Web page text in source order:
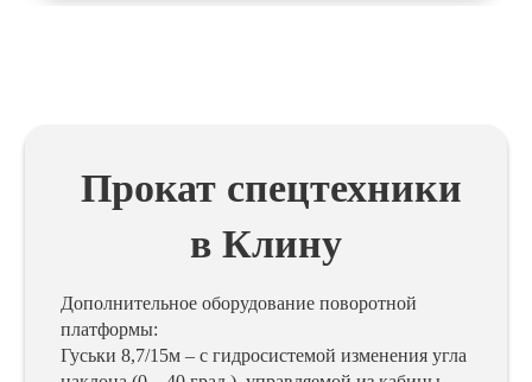
Прокат спецтехники
в Клину
Дополнительное оборудование поворотной
платформы:
Гуськи 8,7/15м – с гидросистемой изменения угла